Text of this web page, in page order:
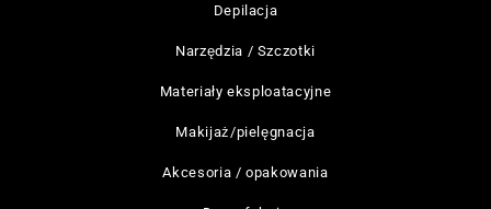
Depilacja
Narzędzia / Szczotki
Materiały eksploatacyjne
Makijaż/pielęgnacja
Akcesoria / opakowania